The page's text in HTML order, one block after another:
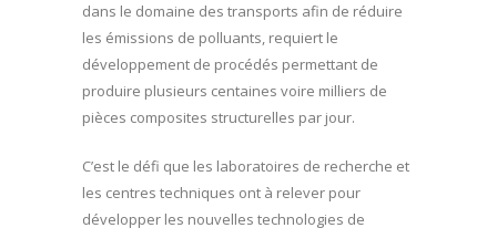
dans le domaine des transports afin de réduire
les émissions de polluants, requiert le
développement de procédés permettant de
produire plusieurs centaines voire milliers de
pièces composites structurelles par jour.
C’est le défi que les laboratoires de recherche et
les centres techniques ont à relever pour
développer les nouvelles technologies de